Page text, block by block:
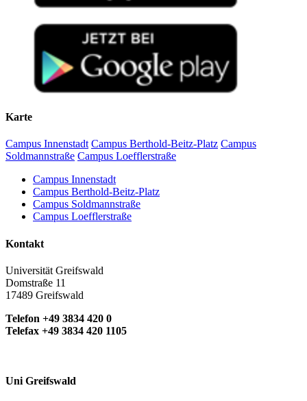
Karte
Campus Innenstadt Campus Berthold-Beitz-Platz Campus
Soldmannstraße Campus Loefflerstraße
Campus Innenstadt
Campus Berthold-Beitz-Platz
Campus Soldmannstraße
Campus Loefflerstraße
Kontakt
Universität Greifswald
Domstraße 11
17489 Greifswald
Telefon +49 3834 420 0
Telefax +49 3834 420 1105
Uni Greifswald